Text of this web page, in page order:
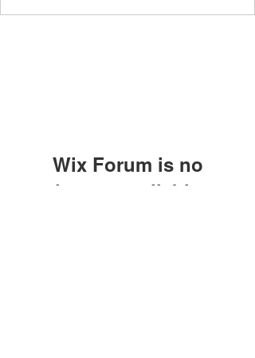
Wix Forum is no
longer available